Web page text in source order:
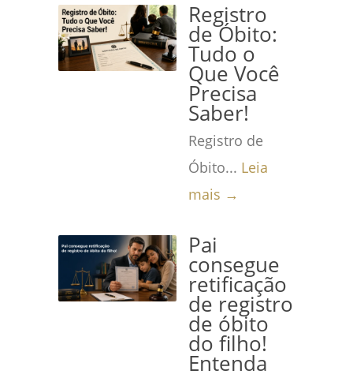
Registro
de Óbito:
Tudo o
Que Você
Precisa
Saber!
Registro de
Óbito... Leia
mais →
Pai
consegue
retificação
de registro
de óbito
do filho!
Entenda